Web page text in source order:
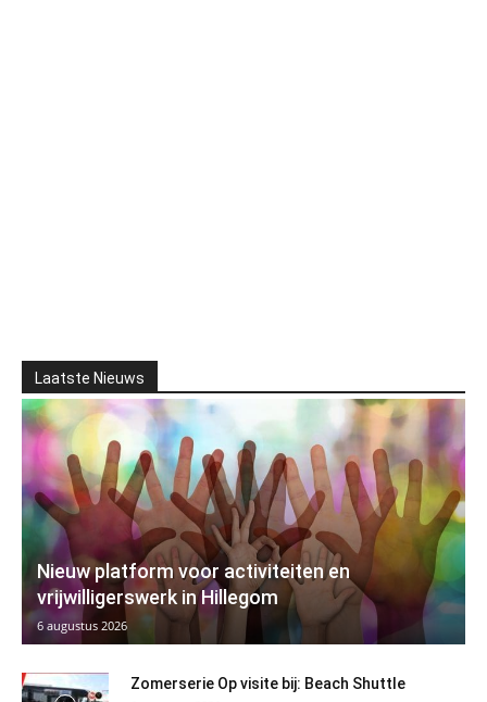
Laatste Nieuws
Nieuw platform voor activiteiten en
vrijwilligerswerk in Hillegom
6 augustus 2026
Zomerserie Op visite bij: Beach Shuttle